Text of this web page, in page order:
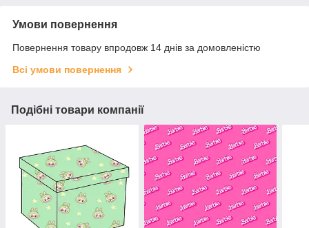
Умови повернення
Повернення товару впродовж 14 днів за домовленістю
Всі умови повернення
Подібні товари компанії